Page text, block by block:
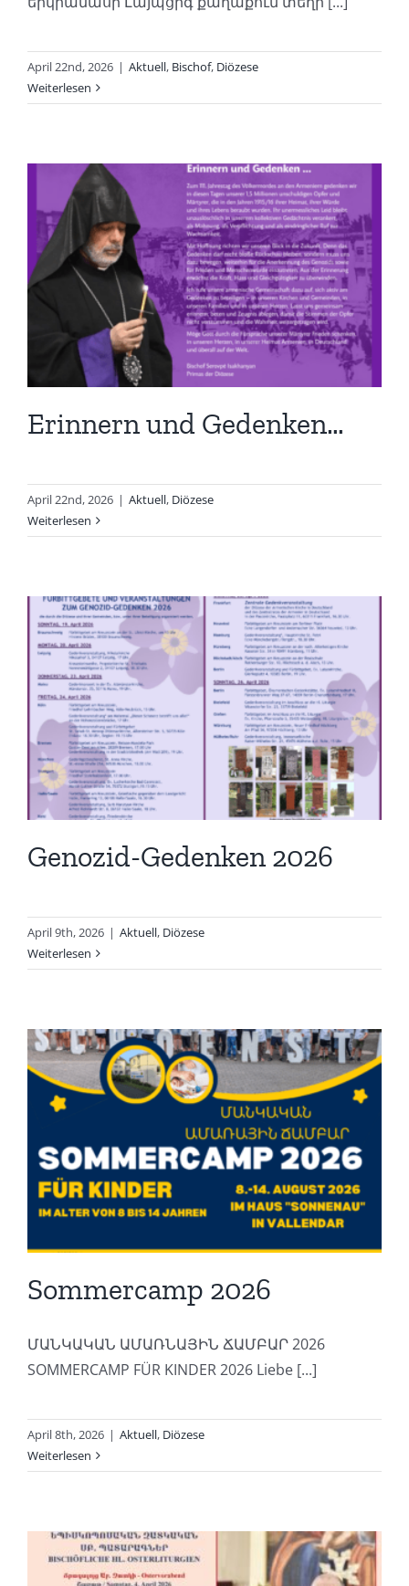
April 22nd, 2026 | Aktuell, Bischof, Diözese
Weiterlesen
Erinnern und Gedenken…
April 22nd, 2026 | Aktuell, Diözese
Weiterlesen
Genozid-Gedenken 2026
April 9th, 2026 | Aktuell, Diözese
Weiterlesen
Sommercamp 2026
ՄԱՆԿԱԿԱՆ ԱՄԱՌՆԱՅԻՆ ՃԱՄԲԱՐ 2026
SOMMERCAMP FÜR KINDER 2026 Liebe [...]
April 8th, 2026 | Aktuell, Diözese
Weiterlesen